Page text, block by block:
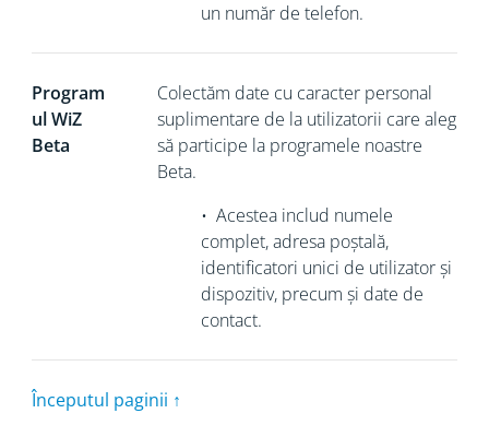
un număr de telefon.
Program
ul WiZ
Beta
Colectăm date cu caracter personal
suplimentare de la utilizatorii care aleg
să participe la programele noastre
Beta.
• Acestea includ numele
complet, adresa poștală,
identificatori unici de utilizator și
dispozitiv, precum și date de
contact.
Începutul paginii ↑